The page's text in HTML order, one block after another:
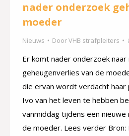
nader onderzoek
moeder
Nieuws DoorVHB strafpleiters
Er komt nader onderzoek naar
geheugenverlies van de
die ervan wordt verdacht haar
Ivo van het leven te hebben
vanmiddag tijdens een
de moeder. Lees verder Bron: